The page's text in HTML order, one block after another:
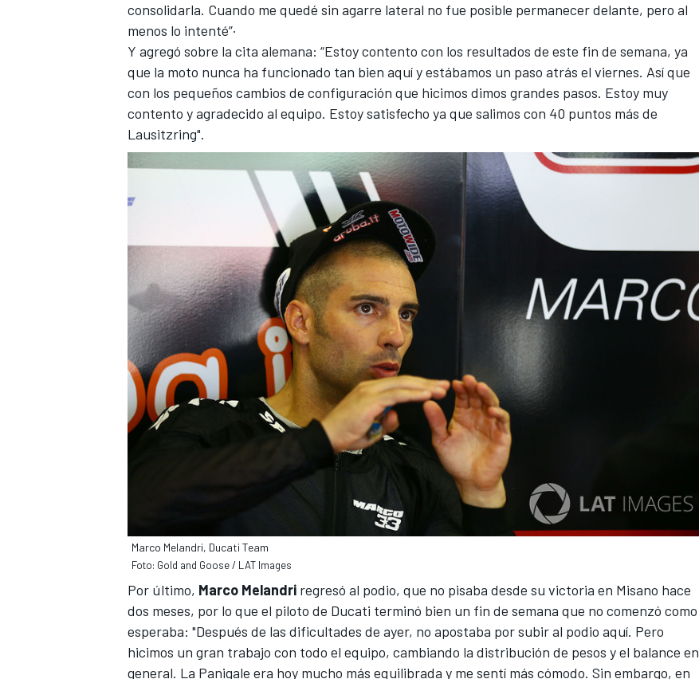
consolidarla. Cuando me quedé sin agarre lateral no fue posible permanecer delante, pero al
menos lo intenté”·
Y agregó sobre la cita alemana: “Estoy contento con los resultados de este fin de semana, ya
que la moto nunca ha funcionado tan bien aquí y estábamos un paso atrás el viernes. Así que
con los pequeños cambios de configuración que hicimos dimos grandes pasos. Estoy muy
contento y agradecido al equipo. Estoy satisfecho ya que salimos con 40 puntos más de
Lausitzring".
Marco Melandri, Ducati Team
Foto: Gold and Goose / LAT Images
Por último, Marco Melandri regresó al podio, que no pisaba desde su victoria en Misano hace
dos meses, por lo que el piloto de Ducati terminó bien un fin de semana que no comenzó como
esperaba: "Después de las dificultades de ayer, no apostaba por subir al podio aquí. Pero
hicimos un gran trabajo con todo el equipo, cambiando la distribución de pesos y el balance en
general. La Panigale era hoy mucho más equilibrada y me sentí más cómodo. Sin embargo, en